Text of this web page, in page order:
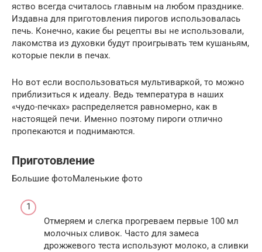
яство всегда считалось главным на любом празднике.
Издавна для приготовления пирогов использовалась
печь. Конечно, какие бы рецепты вы не использовали,
лакомства из духовки будут проигрывать тем кушаньям,
которые пекли в печах.
Но вот если воспользоваться мультиваркой, то можно
приблизиться к идеалу. Ведь температура в наших
«чудо-печках» распределяется равномерно, как в
настоящей печи. Именно поэтому пироги отлично
пропекаются и поднимаются.
Приготовление
Большие фотоМаленькие фото
Отмеряем и слегка прогреваем первые 100 мл
молочных сливок. Часто для замеса
дрожжевого теста используют молоко, а сливки